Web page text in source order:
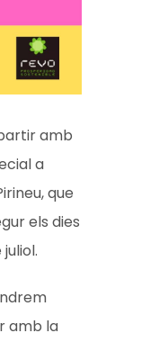
amb
a
que
els dies
amb la